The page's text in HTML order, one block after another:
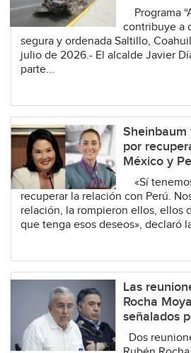
Programa
contribuye a
segura y ordenada Saltillo,
julio de 2026.- El alcalde Javier
parte...
Sheinbaum
por
México y
«Sí
recuperar la relación con Perú.
relación, la rompieron ellos, ellos
que tenga esos deseos», declaró
Las
Rocha
señalados
Dos